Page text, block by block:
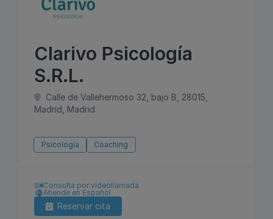
Clarivo Psicología
S.R.L.
Calle de Vallehermoso 32, bajo B, 28015,
Madrid, Madrid
Psicología Coaching
Consulta por videollamada
Atiende en Español
Reservar cita